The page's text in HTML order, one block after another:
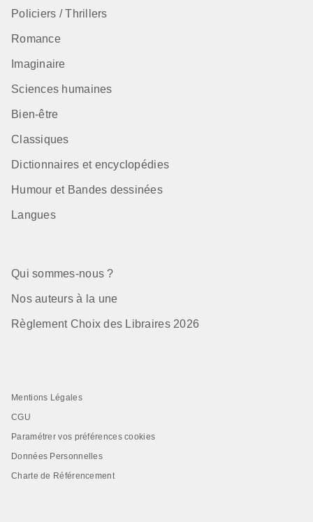
Policiers / Thrillers
Romance
Imaginaire
Sciences humaines
Bien-être
Classiques
Dictionnaires et encyclopédies
Humour et Bandes dessinées
Langues
Qui sommes-nous ?
Nos auteurs à la une
Règlement Choix des Libraires 2026
Mentions Légales
CGU
Paramétrer vos préférences cookies
Données Personnelles
Charte de Référencement